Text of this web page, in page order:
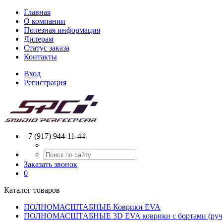
Главная
О компании
Полезная информация
Дилерам
Статус заказа
Контакты
Вход
Регистрация
+7 (917) 944-11-44
Заказать звонок
0
Каталог товаров
ПОЛНОМАСШТАБНЫЕ Коврики EVA
ПОЛНОМАСШТАБНЫЕ 3D EVA коврики с бортами